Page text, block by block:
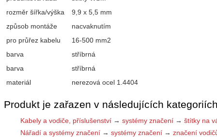
rozměr šířka/výška
9,9 x 5,5 mm
způsob montáže
nacvaknutím
pro průřez kabelu
16-500 mm2
barva
stříbrná
barva
stříbrná
materiál
nerezová ocel 1.4404
Produkt je zařazen v následujících
Kabely a vodiče, příslušenství → systémy značení → štítky na
Nářadí a systémy značení → systémy značení → značení